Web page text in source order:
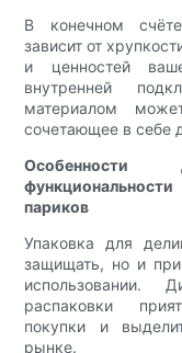
В конечном
зависит от
и ценностей
внутренней
материалом
сочетающее в себе
париков
Упаковка для
защищать, но и
использовании.
распаковки
покупки и
рынке.